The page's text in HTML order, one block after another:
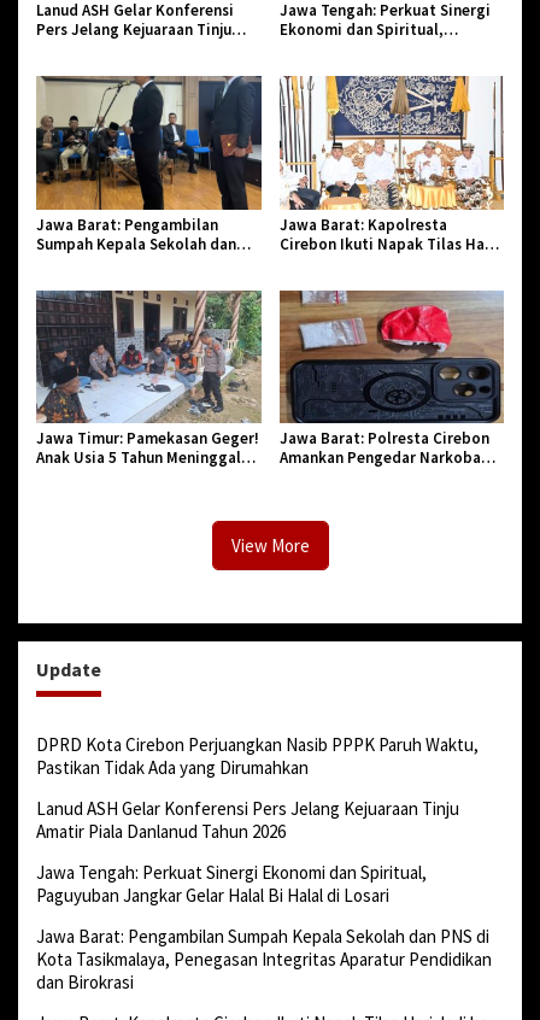
Lanud ASH Gelar Konferensi
Pers Jelang Kejuaraan Tinju
Jawa Tengah: Perkuat Sinergi
Ekonomi dan Spiritual,
Jawa Barat: Pengambilan
Sumpah Kepala Sekolah dan
Pendidikan dan Birokrasi
Jawa Barat: Kapolresta
Cirebon Ikuti Napak Tilas Hari
Jawa Timur: Pamekasan Geger!
Anak Usia 5 Tahun Meninggal
Jawa Barat: Polresta Cirebon
Amankan Pengedar Narkoba
View More
Update
DPRD Kota Cirebon Perjuangkan Nasib PPPK Paruh Waktu,
Pastikan Tidak Ada yang Dirumahkan
Lanud ASH Gelar Konferensi Pers Jelang Kejuaraan Tinju
Amatir Piala Danlanud Tahun 2026
Jawa Tengah: Perkuat Sinergi Ekonomi dan Spiritual,
Paguyuban Jangkar Gelar Halal Bi Halal di Losari
Jawa Barat: Pengambilan Sumpah Kepala Sekolah dan PNS di
Kota Tasikmalaya, Penegasan Integritas Aparatur Pendidikan
dan Birokrasi